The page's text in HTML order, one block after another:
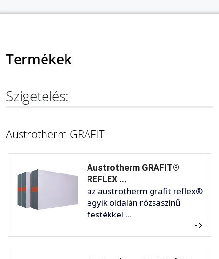
Termékek
Szigetelés:
Austrotherm GRAFIT
Austrotherm GRAFIT®
REFLEX ...
az austrotherm grafit reflex®
egyik oldalán rózsaszínű
festékkel ...